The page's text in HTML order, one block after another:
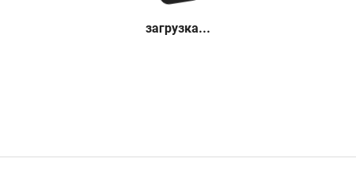
загрузка...